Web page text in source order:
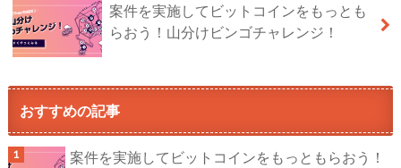
案件を実施してビットコインをもっとも
らおう！山分けビンゴチャレンジ！
おすすめの記事
案件を実施してビットコインをもっともらおう！